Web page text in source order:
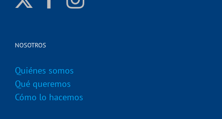
Quiénes somos
Qué queremos
Cómo lo hacemos